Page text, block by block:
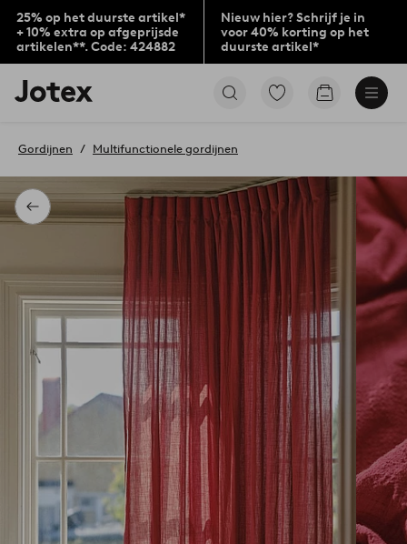
25% op het duurste artikel*
+ 10% extra op afgeprijsde
artikelen**. Code: 424882
Nieuw hier? Schrijf je in
voor 40% korting op het
duurste artikel*
Jotex
logo
to
home
page
Ga
Go
Terug
Gordijnen Multifunctionele gordijnen